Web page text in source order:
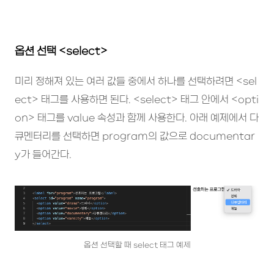
옵션 선택 <select>
미리 정해져 있는 여러 값들 중에서 하나를 선택하려면 <sel
ect> 태그를 사용하면 된다. <select> 태그 안에서 <opti
on> 태그를 value 속성과 함께 사용한다. 아래 예제에서 다
큐멘터리를 선택하면 program의 값으로 documentar
y가 들어간다.
옵션 선택할 때 select 태그 예제